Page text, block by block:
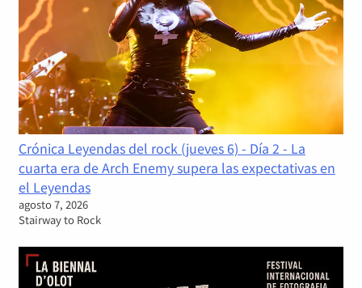
Crónica Leyendas del rock (jueves 6) - Día 2 - La
cuarta era de Arch Enemy supera las expectativas en
el Leyendas
agosto 7, 2026
Stairway to Rock